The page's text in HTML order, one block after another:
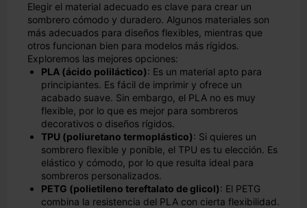
Elegir el material adecuado es clave para crear un
sombrero cómodo y duradero. Algunos materiales son
más adecuados para diseños flexibles, mientras que
otros funcionan bien para modelos más rígidos.
Exploremos las mejores opciones:
PLA (ácido poliláctico): Es un material apto para
principiantes. Es fácil de imprimir y ofrece un
acabado suave. Sin embargo, el PLA no es muy
flexible, por lo que es mejor para sombreros
decorativos o diseños rígidos.
TPU (poliuretano termoplástico): Si quieres un
sombrero flexible y ponible, el TPU es tu elección. Es
elástico y cómodo, por lo que resulta ideal para
sombreros personalizados.
PETG (polietileno tereftalato de glicol): El PETG
combina la resistencia del PLA con cierta flexibilidad.